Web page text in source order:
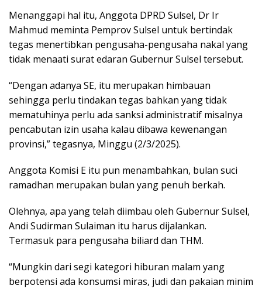
Menanggapi hal itu, Anggota DPRD Sulsel, Dr Ir
Mahmud meminta Pemprov Sulsel untuk bertindak
tegas menertibkan pengusaha-pengusaha nakal yang
tidak menaati surat edaran Gubernur Sulsel tersebut.
“Dengan adanya SE, itu merupakan himbauan
sehingga perlu tindakan tegas bahkan yang tidak
mematuhinya perlu ada sanksi administratif misalnya
pencabutan izin usaha kalau dibawa kewenangan
provinsi,” tegasnya, Minggu (2/3/2025).
Anggota Komisi E itu pun menambahkan, bulan suci
ramadhan merupakan bulan yang penuh berkah.
Olehnya, apa yang telah diimbau oleh Gubernur Sulsel,
Andi Sudirman Sulaiman itu harus dijalankan.
Termasuk para pengusaha biliard dan THM.
“Mungkin dari segi kategori hiburan malam yang
berpotensi ada konsumsi miras, judi dan pakaian minim